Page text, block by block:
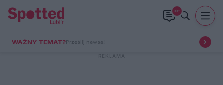
99+
WAŻNY TEMAT?Prześlij newsa!